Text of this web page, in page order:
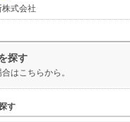
式会社
探す
はこちらから。
す